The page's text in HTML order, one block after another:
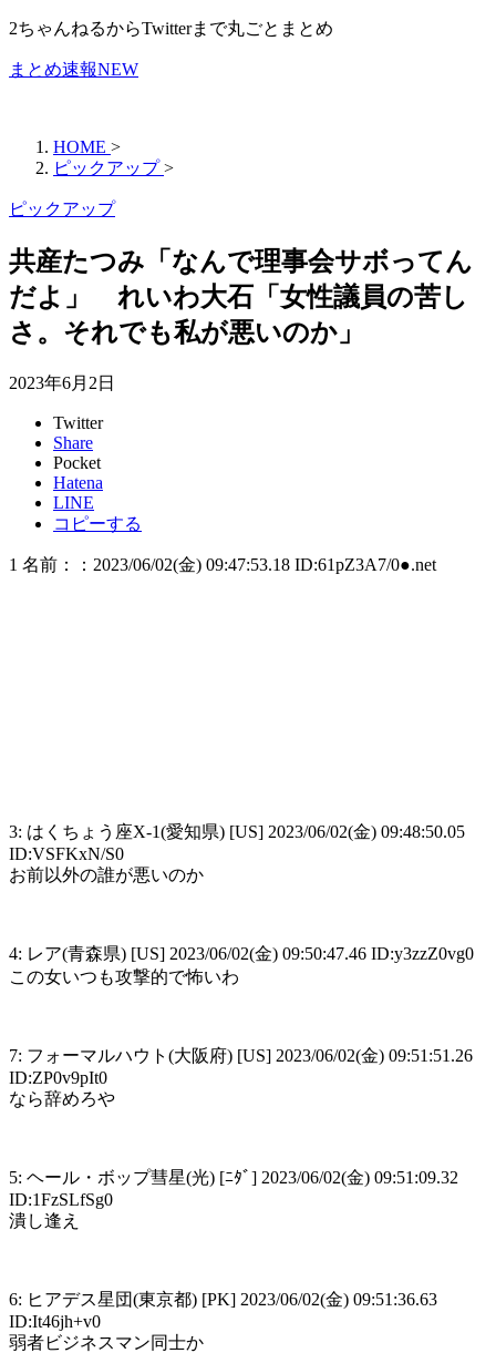
2ちゃんねるからTwitterまで丸ごとまとめ
まとめ速報NEW
HOME >
ピックアップ >
ピックアップ
共産たつみ「なんで理事会サボってん
だよ」 れいわ大石「女性議員の苦し
さ。それでも私が悪いのか」
2023年6月2日
Twitter
Share
Pocket
Hatena
LINE
コピーする
1 名前：：2023/06/02(金) 09:47:53.18 ID:61pZ3A7/0●.net
3: はくちょう座X-1(愛知県) [US] 2023/06/02(金) 09:48:50.05
ID:VSFKxN/S0
お前以外の誰が悪いのか
4: レア(青森県) [US] 2023/06/02(金) 09:50:47.46 ID:y3zzZ0vg0
この女いつも攻撃的で怖いわ
7: フォーマルハウト(大阪府) [US] 2023/06/02(金) 09:51:51.26
ID:ZP0v9pIt0
なら辞めろや
5: ヘール・ボップ彗星(光) [ﾆﾀﾞ] 2023/06/02(金) 09:51:09.32
ID:1FzSLfSg0
潰し逢え
6: ヒアデス星団(東京都) [PK] 2023/06/02(金) 09:51:36.63
ID:It46jh+v0
弱者ビジネスマン同士か